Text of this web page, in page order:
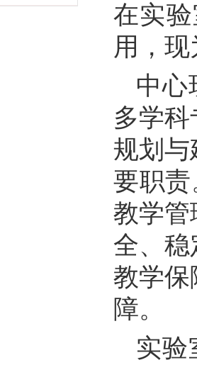
在实
用，
中心
多学
规划与
要职
教学管
全、
教学保
障。
实验